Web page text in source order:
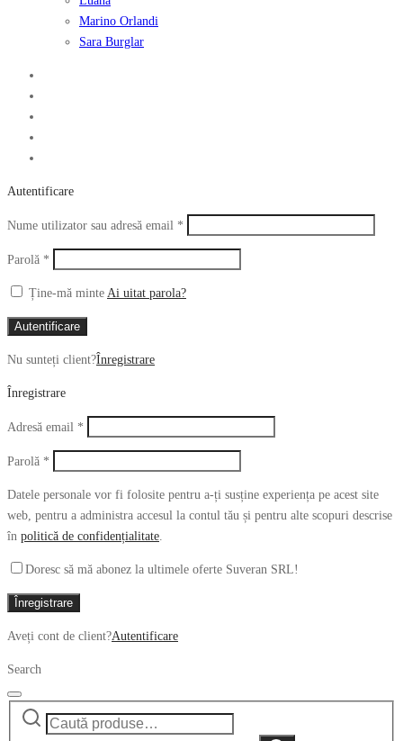
Marino Orlandi
Sara Burglar
Autentificare
Nume utilizator sau adresă email *
Parolă *
Ține-mă minte Ai uitat parola?
Autentificare
Nu sunteți client?Înregistrare
Înregistrare
Adresă email *
Parolă *
Datele personale vor fi folosite pentru a-ți susține experiența pe acest site
web, pentru a administra accesul la contul tău și pentru alte scopuri descrise
în politică de confidențialitate.
Doresc să mă abonez la ultimele oferte Suveran SRL!
Înregistrare
Aveți cont de client?Autentificare
Search
Caută